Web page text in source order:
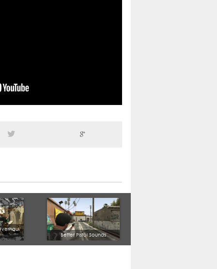
Better Pistol Sounds